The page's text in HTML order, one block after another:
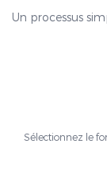
Un processus
Sélectionnez le